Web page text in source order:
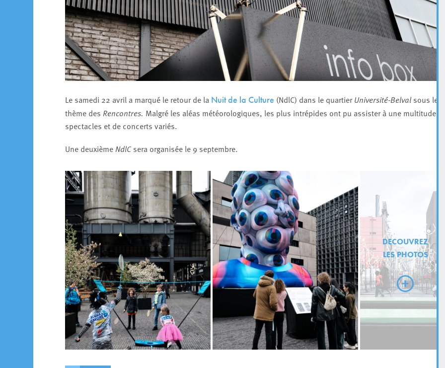
Le samedi 22 avril a marqué le retour de la Nuit de la Culture (NdlC) dans le quartierUniversité-Belval sous le
thème des Rencontres. Malgré les aléas météorologiques, les plus intrépides ont pu assister à une multitude de
spectacles et de concerts variés.
Une deuxième NdlCsera organisée le 9 septembre.
DECOUVREZ
LES PHOTOS